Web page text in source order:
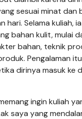
sesuai minat dan
hari. Selama kuliah,
bahan kulit, mulai
bahan, teknik
Pengalaman
dirinya masuk ke
ingin kuliah
saya yang